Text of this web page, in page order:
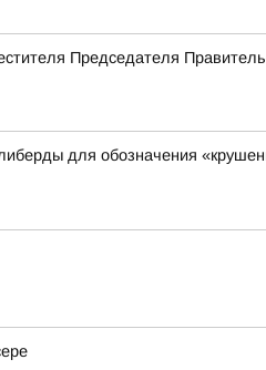
Председателя
для обозначения